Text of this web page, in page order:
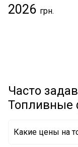
2026
Часто
Топливные
Какие цены на